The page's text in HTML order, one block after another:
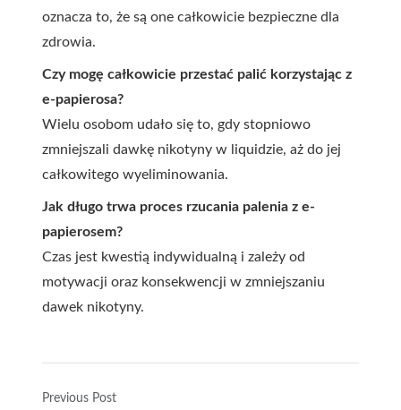
oznacza to, że są one całkowicie bezpieczne dla
zdrowia.
Czy mogę całkowicie przestać palić korzystając z
e-papierosa?
Wielu osobom udało się to, gdy stopniowo
zmniejszali dawkę nikotyny w liquidzie, aż do jej
całkowitego wyeliminowania.
Jak długo trwa proces rzucania palenia z e-
papierosem?
Czas jest kwestią indywidualną i zależy od
motywacji oraz konsekwencji w zmniejszaniu
dawek nikotyny.
Previous Post